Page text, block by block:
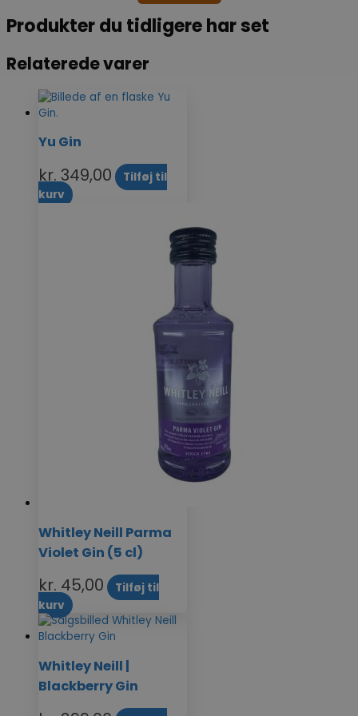
Produkter du tidligere har set
Relaterede varer
Yu Gin
kr. 349,00
Tilføj til
kurv
Whitley Neill Parma
Violet Gin (5 cl)
kr. 45,00
Tilføj til
kurv
Whitley Neill |
Blackberry Gin